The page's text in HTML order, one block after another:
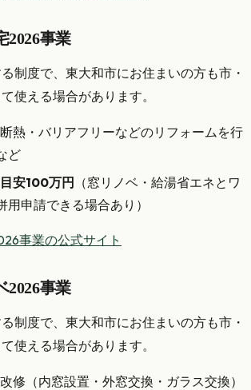
2026事業
制度で、東大和市にお住まいの方も市・
使える場合があります。
熱・バリアフリーなどのリフォームを行
ど
目安100万円 （窓リノベ・給湯省エネとワ
用申請できる場合あり）
事業の公式サイト
2026事業
制度で、東大和市にお住まいの方も市・
使える場合があります。
修（内窓設置・外窓交換・ガラス交換）